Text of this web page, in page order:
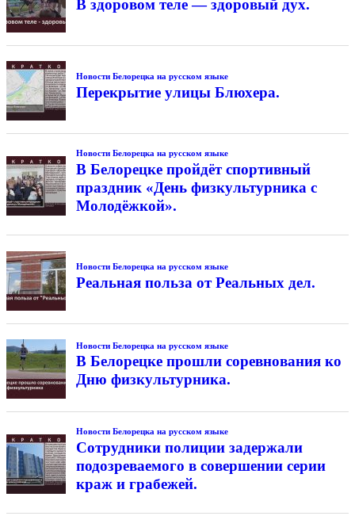
В здоровом теле — здоровый дух.
Новости Белорецка на русском языке
Перекрытие улицы Блюхера.
Новости Белорецка на русском языке
В Белорецке пройдёт спортивный
праздник «День физкультурника с
Молодёжкой».
Новости Белорецка на русском языке
Реальная польза от Реальных дел.
Новости Белорецка на русском языке
В Белорецке прошли соревнования ко
Дню физкультурника.
Новости Белорецка на русском языке
Сотрудники полиции задержали
подозреваемого в совершении серии
краж и грабежей.